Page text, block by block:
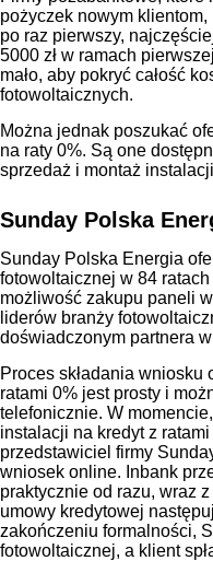
pożyczek nowym
po raz pierwszy,
5000 zł w ramach
mało, aby pokryć całość
fotowoltaicznych.
Można jednak poszukać
na raty 0%. Są one
sprzedaż i montaż
Sunday Polska
Sunday Polska Energia
fotowoltaicznej w 84
możliwość zakupu paneli
liderów branży
doświadczonym partnera
Proces składania
ratami 0% jest prosty i
telefonicznie. W
instalacji na kredyt z
przedstawiciel firmy
wniosek online. Inbank
praktycznie od razu, wraz
umowy kredytowej
zakończeniu formalności,
fotowoltaicznej, a klient